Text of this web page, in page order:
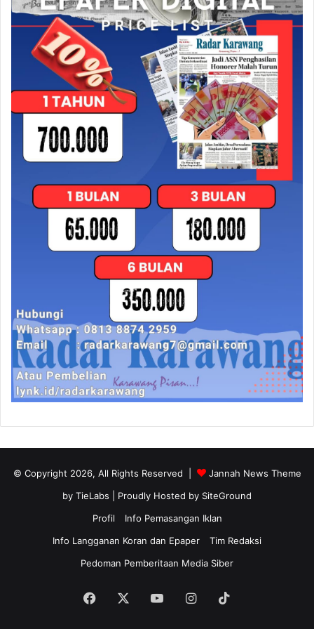
© Copyright 2026, All Rights Reserved |
Jannah News Theme
by TieLabs | Proudly Hosted by SiteGround
Profil
Info Pemasangan Iklan
Info Langganan Koran dan Epaper
Tim Redaksi
Pedoman Pemberitaan Media Siber
Facebook YouTubeInstagram